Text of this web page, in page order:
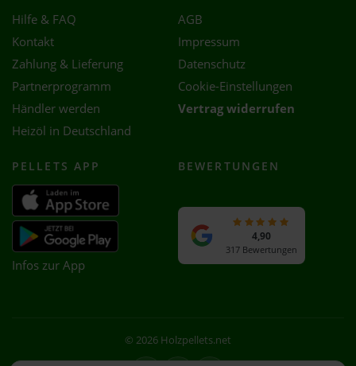
Hilfe & FAQ
Kontakt
Zahlung & Lieferung
Partnerprogramm
Händler werden
Heizöl in Deutschland
AGB
Impressum
Datenschutz
Cookie-Einstellungen
Vertrag widerrufen
PELLETS APP
Infos zur App
BEWERTUNGEN
4,90
317 Bewertungen
© 2026 Holzpellets.net